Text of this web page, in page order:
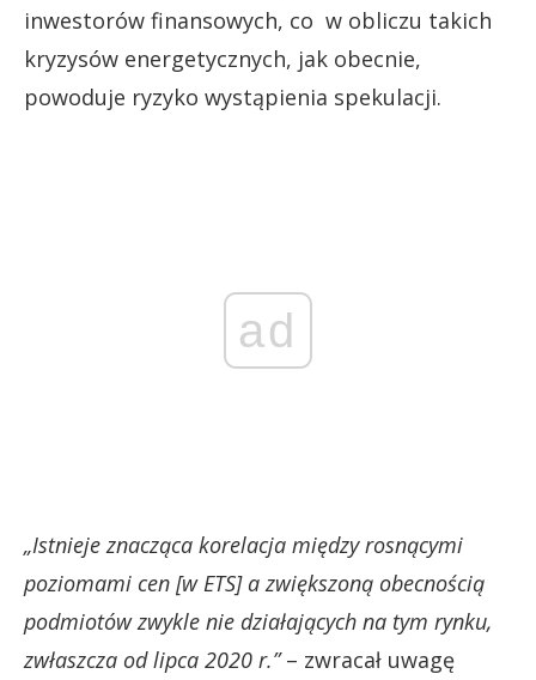
inwestorów finansowych, co w obliczu takich
kryzysów energetycznych, jak obecnie,
powoduje ryzyko wystąpienia spekulacji.
ad
„Istnieje znacząca korelacja między rosnącymi
poziomami cen [w ETS] a zwiększoną obecnością
podmiotów zwykle nie działających na tym rynku,
zwłaszcza od lipca 2020 r.”– zwracał uwagę